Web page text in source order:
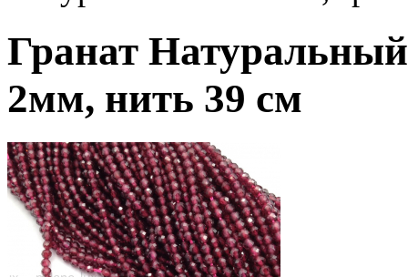
Гранат
2мм, нить 39 см